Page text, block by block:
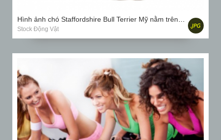
Hình ảnh chó Staffordshire Bull Terrier Mỹ nằm trên nền trắng
Stock Động Vật